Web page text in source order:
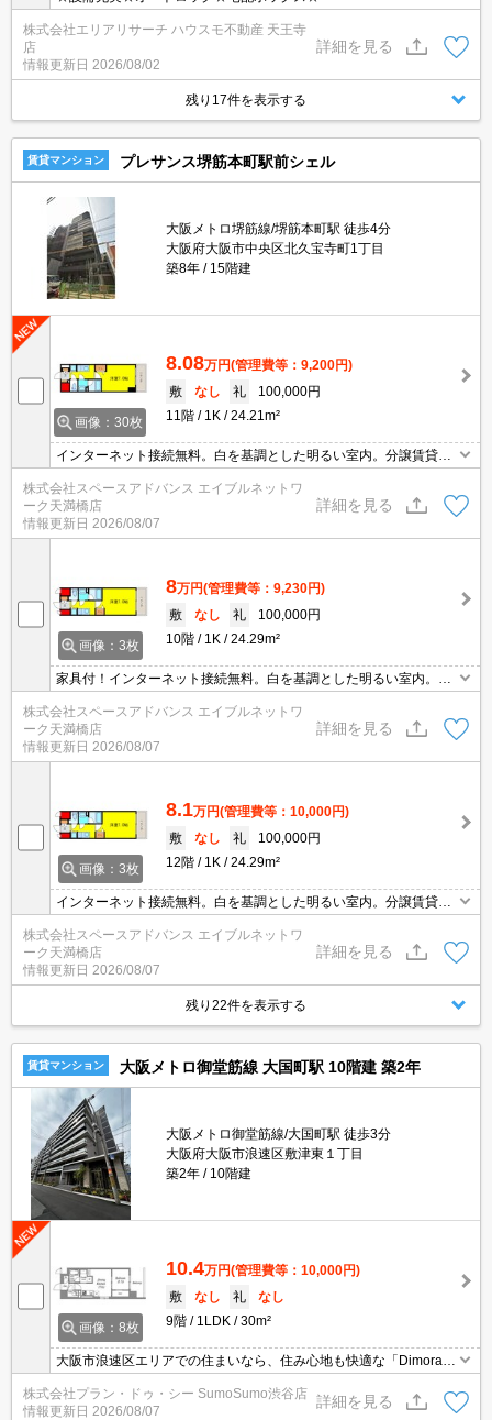
株式会社エリアリサーチ ハウスモ不動産 天王寺
店
情報更新日 2026/08/02
詳細を見る
残り17件を表示する
賃貸マンション プレサンス堺筋本町駅前シェル
大阪メトロ堺筋線/堺筋本町駅 徒歩4分
大阪府大阪市中央区北久宝寺町1丁目
築8年
15階建
画像：30枚
8.08万円(管理費等：9,200円)
敷
なし 礼
100,000円
11階
1K 24.21m²
インターネット接続無料。白を基調とした明るい室内。分譲賃貸。
☆彡お問い合わせはエイブルネットワーク天満橋店まで☆彡TEL06-
4790-2228まで☆彡
株式会社スペースアドバンス エイブルネットワ
ーク天満橋店
情報更新日 2026/08/07
詳細を見る
画像：3枚
8万円(管理費等：9,230円)
敷
なし 礼
100,000円
10階
1K 24.29m²
家具付！インターネット接続無料。白を基調とした明るい室内。分
譲賃貸。☆彡お問い合わせはエイブルネットワーク天満橋店まで☆
彡TEL06-4790-2228まで☆彡
株式会社スペースアドバンス エイブルネットワ
ーク天満橋店
情報更新日 2026/08/07
詳細を見る
画像：3枚
8.1万円(管理費等：10,000円)
敷
なし 礼
100,000円
12階
1K 24.29m²
インターネット接続無料。白を基調とした明るい室内。分譲賃貸。
お問い合わせはエイブルネットワーク天満橋店まで06-4790-2228
株式会社スペースアドバンス エイブルネットワ
ーク天満橋店
情報更新日 2026/08/07
詳細を見る
残り22件を表示する
賃貸マンション 大阪メトロ御堂筋線 大国町駅 10階建 築2年
大阪メトロ御堂筋線/大国町駅 徒歩3分
大阪府大阪市浪速区敷津東１丁目
築2年
10階建
画像：8枚
10.4万円(管理費等：10,000円)
敷
なし 礼
なし
9階
1LDK 30m²
大阪市浪速区エリアでの住まいなら、住み心地も快適な「Dimora難
波」はいかがでしょうか。近くにはファミリーマート 浪速敷津東店
(徒歩3分)がありちょっとした買い物に便利です。インターネット回
線がある物件です。こちらはエレベーター付きの物件です。
株式会社プラン・ドゥ・シー SumoSumo渋谷店
情報更新日 2026/08/07
詳細を見る